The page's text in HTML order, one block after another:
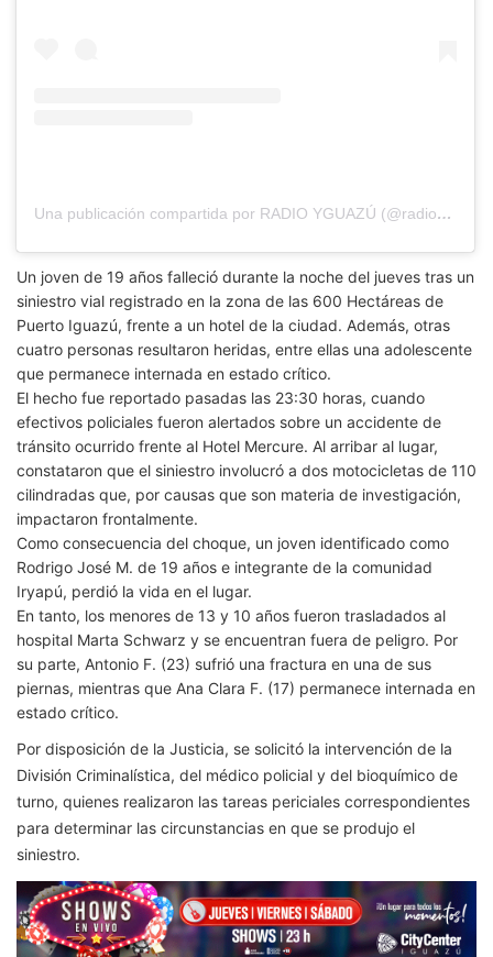
Una publicación compartida por RADIO YGUAZÚ (@radioyguazu)
Un joven de 19 años falleció durante la noche del jueves tras un
siniestro vial registrado en la zona de las 600 Hectáreas de
Puerto Iguazú, frente a un hotel de la ciudad. Además, otras
cuatro personas resultaron heridas, entre ellas una adolescente
que permanece internada en estado crítico.
El hecho fue reportado pasadas las 23:30 horas, cuando
efectivos policiales fueron alertados sobre un accidente de
tránsito ocurrido frente al Hotel Mercure. Al arribar al lugar,
constataron que el siniestro involucró a dos motocicletas de 110
cilindradas que, por causas que son materia de investigación,
impactaron frontalmente.
Como consecuencia del choque, un joven identificado como
Rodrigo José M. de 19 años e integrante de la comunidad
Iryapú, perdió la vida en el lugar.
En tanto, los menores de 13 y 10 años fueron trasladados al
hospital Marta Schwarz y se encuentran fuera de peligro. Por
su parte, Antonio F. (23) sufrió una fractura en una de sus
piernas, mientras que Ana Clara F. (17) permanece internada en
estado crítico.
Por disposición de la Justicia, se solicitó la intervención de la
División Criminalística, del médico policial y del bioquímico de
turno, quienes realizaron las tareas periciales correspondientes
para determinar las circunstancias en que se produjo el
siniestro.